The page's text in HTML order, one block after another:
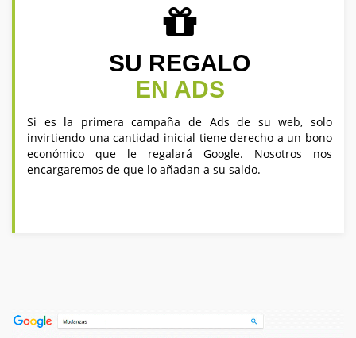
SU REGALO
EN ADS
Si es la primera campaña de Ads de su web, solo
invirtiendo una cantidad inicial tiene derecho a un bono
económico que le regalará Google. Nosotros nos
encargaremos de que lo añadan a su saldo.